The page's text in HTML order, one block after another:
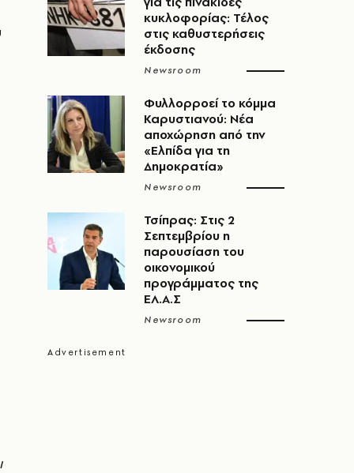
κυκλοφορίας: Τέλος
στις καθυστερήσεις
έκδοσης
Newsroom
Φυλλορροεί το κόμμα
Καρυστιανού: Νέα
αποχώρηση από την
«Ελπίδα για τη
Δημοκρατία»
Newsroom
Τσίπρας: Στις 2
Σεπτεμβρίου η
παρουσίαση του
οικονομικού
προγράμματος της
ΕΛ.Α.Σ
Newsroom